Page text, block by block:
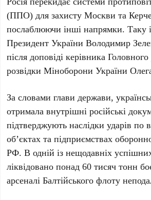
(ППО) для захисту Москви та
послаблюючи інші напрямки. Таку
Президент УкраїниВолодимир
після доповіді керівника
розвідки Міноборони України
За словами глави держави,
отримала внутрішні російські
підтверджують наслідки ударів по
об’єктах та підприємствах
РФ. В одній із нещодавніх
ліквідовано понад60 тисяч тонн
арсеналі Балтійського флоту